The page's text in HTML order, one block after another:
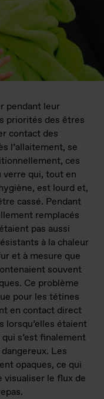
pendant leur
priorités des êtres
contact des
l’allaitement, se
ces
verre qui, tout en
est lourd et,
cassé. Pendant
remplacés
pas aussi
à la chaleur
et à mesure que
souvent
Ce problème
pour les tétines
en contact direct
lorsqu’elles étaient
s’est finalement
Les
opaques, ce qui
visualiser le flux de